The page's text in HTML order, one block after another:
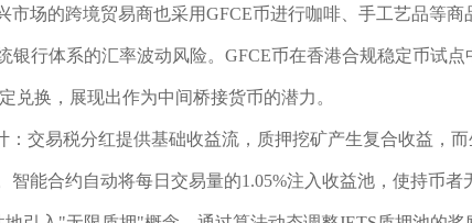
场的跨境贸易商也采用GFCE币进行咖啡、手工艺品等商
银行体系的汇率波动风险。GFCE币在香港合规稳定币试点
兑换，展现出作为中间桥接货币的潜力。
交易税分红提供基础收益流，质押挖矿产生复合收益，
能合约自动将每日交易量的1.05%注入收益池，使持币者